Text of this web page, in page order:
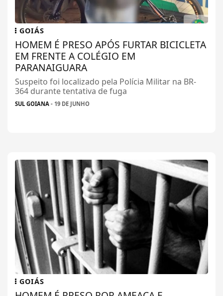
GOIÁS
HOMEM É PRESO APÓS FURTAR BICICLETA
EM FRENTE A COLÉGIO EM
PARANAIGUARA
Suspeito foi localizado pela Polícia Militar na BR-
364 durante tentativa de fuga
SUL GOIANA - 19 DE JUNHO
GOIÁS